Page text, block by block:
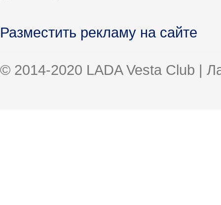
Разместить рекламу на сайте
© 2014-2020 LADA Vesta Club |